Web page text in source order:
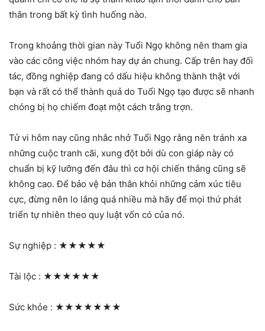
thân trong bất kỳ tình huống nào.
Trong khoảng thời gian này Tuổi Ngọ không nên tham gia
vào các công việc nhóm hay dự án chung. Cấp trên hay đối
tác, đồng nghiệp đang có dấu hiệu không thành thật với
bạn và rất có thể thành quả do Tuổi Ngọ tạo được sẽ nhanh
chóng bị họ chiếm đoạt một cách trắng trợn.
Tử vi hôm nay cũng nhắc nhở Tuổi Ngọ rằng nên tránh xa
những cuộc tranh cãi, xung đột bởi dù con giáp này có
chuẩn bị kỹ lưỡng đến đâu thì cơ hội chiến thắng cũng sẽ
không cao. Để bảo vệ bản thân khỏi những cảm xúc tiêu
cực, đừng nên lo lắng quá nhiều mà hãy để mọi thứ phát
triển tự nhiên theo quy luật vốn có của nó.
Sự nghiệp : ★★★★★
Tài lộc : ★★★★★★
Sức khỏe : ★★★★★★★